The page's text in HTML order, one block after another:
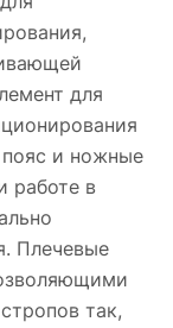
для
и ножные
работе в
Плечевые
так,